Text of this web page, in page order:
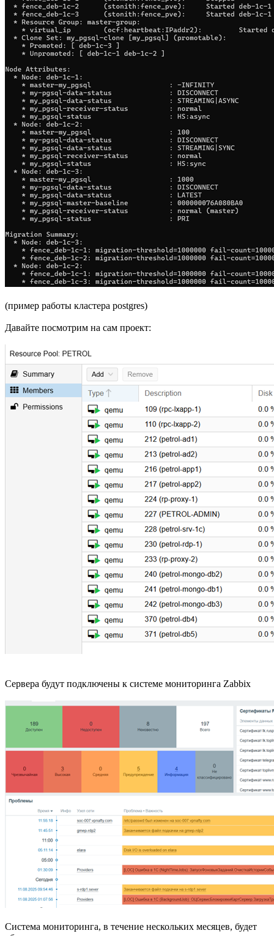
(пример работы кластера postgres)
Давайте посмотрим на сам проект:
Сервера будут подключены к системе мониторинга Zabbix
Система мониторинга, в течение нескольких месяцев, будет